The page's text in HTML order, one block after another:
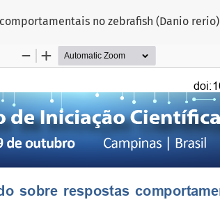
no zebrafish (Danio rerio)